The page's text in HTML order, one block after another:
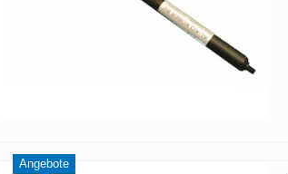
Angebote